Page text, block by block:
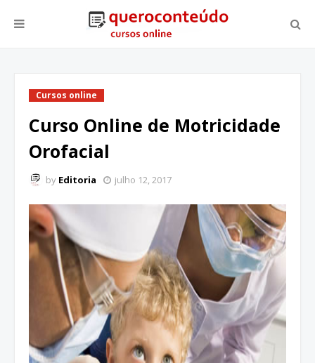
Cursos online
Curso Online de Motricidade
Orofacial
by Editoria julho 12, 2017